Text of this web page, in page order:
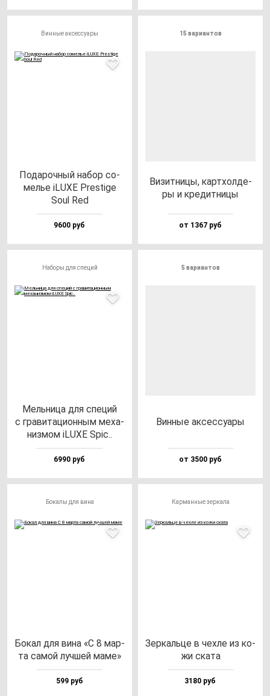
Винные аксессуары
Пода­роч­ный на­бор со­
мелье iLUXE Pres­ti­ge
Soul Red
9600 руб
15 вариантов
Визит­ни­цы, кар­тхол­де­
ры и кре­дит­ни­цы
от 1367 руб
Наборы для специй
Мель­ни­ца для спе­ций
с гра­ви­та­ци­он­ным ме­ха­
низ­мом iLUXE Spic..
6990 руб
5 вариантов
Вин­ные ак­сес­су­ары
от 3500 руб
Бокалы для вина
Бокал для ви­на «С 8 мар­
та са­мой луч­шей ма­ме»
599 руб
Карманные зеркала
Зер­каль­це в чех­ле из ко­
жи ска­та
3180 руб